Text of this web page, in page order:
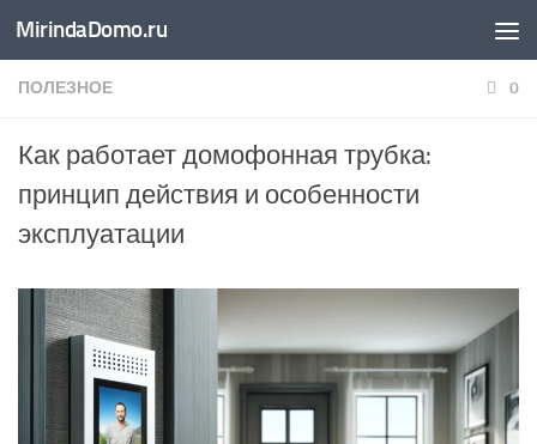
Перейти к содержимому
MirindaDomo.ru
ПОЛЕЗНОЕ 0
Как работает домофонная трубка:
принцип действия и особенности
эксплуатации